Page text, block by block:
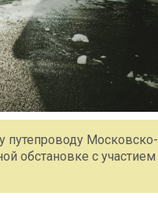
путепроводу Московско-
обстановке с участием